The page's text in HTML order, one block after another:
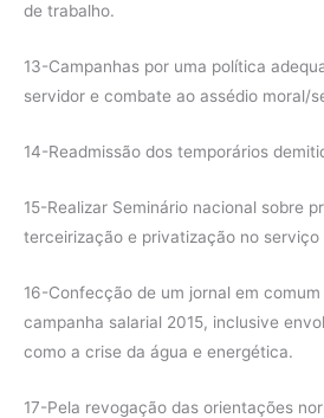
de trabalho.
13-Campanhas por uma política
servidor e combate ao assédio moral/
14-Readmissão dos temporários
15-Realizar Seminário nacional sobre
terceirização e privatização no serviço
16-Confecção de um jornal em
campanha salarial 2015, inclusive
como a crise da água e energética.
17-Pela revogação das orientações